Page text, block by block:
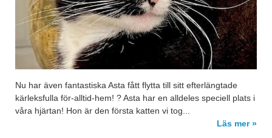
Nu har även fantastiska Asta fått flytta till sitt efterlängtade
kärleksfulla för-alltid-hem! ? Asta har en alldeles speciell plats i
våra hjärtan! Hon är den första katten vi tog...
Läs mer »